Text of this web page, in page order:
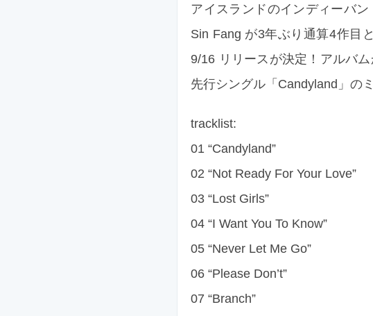
アイスランドのインディーバ
Sin Fang が3年ぶり通算4作目
9/16 リリースが決定！アルバ
先行シングル「Candyland」の
tracklist:
01 “Candyland”
02 “Not Ready For Your Love”
03 “Lost Girls”
04 “I Want You To Know”
05 “Never Let Me Go”
06 “Please Don’t”
07 “Branch”